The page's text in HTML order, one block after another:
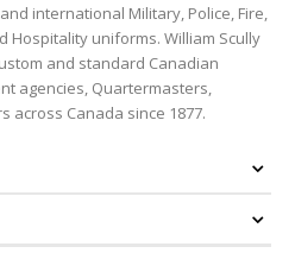
international Military, Police, Fire,
Hospitality uniforms. William Scully
and standard Canadian
agencies, Quartermasters,
across Canada since 1877.